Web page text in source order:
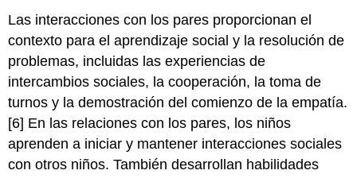
Las interacciones con los pares proporcionan el
contexto para el aprendizaje social y la resolución de
problemas, incluidas las experiencias de
intercambios sociales, la cooperación, la toma de
turnos y la demostración del comienzo de la empatía.
[6] En las relaciones con los pares, los niños
aprenden a iniciar y mantener interacciones sociales
con otros niños. También desarrollan habilidades